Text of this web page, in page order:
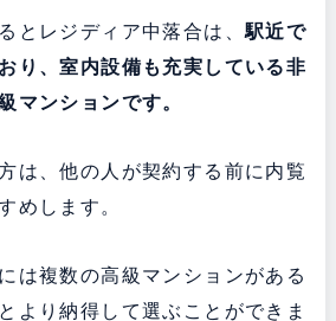
とレジディア中落合は、駅近で
り、室内設備も充実している非
マンションです。
は、他の人が契約する前に内覧
めします。
は複数の高級マンションがある
より納得して選ぶことができま